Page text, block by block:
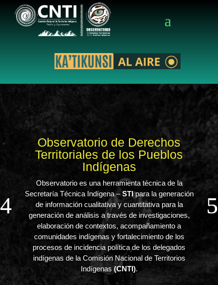
Observatorio de Derechos
Territoriales de los Pueblos
Indígenas
Observatorio es una herramienta técnica de la
Secretaría Técnica Indígena –STIpara la generación
de información cualitativa y cuantitativa para la
generación de análisis a través de investigaciones,
elaboración de contextos, acompañamiento a
comunidades indígenas y fortalecimiento de los
procesos de incidencia política de los delegados
indígenas de la Comisión Nacional de Territorios
Indígenas(CNTI).